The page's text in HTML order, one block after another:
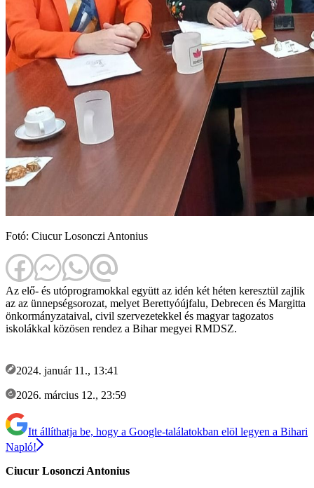
Fotó: Ciucur Losonczi Antonius
Az elő- és utóprogramokkal együtt az idén két héten keresztül zajlik
az az ünnepségsorozat, melyet Berettyóújfalu, Debrecen és Margitta
önkormányzataival, civil szervezetekkel és magyar tagozatos
iskolákkal közösen rendez a Bihar megyei RMDSZ.
2024. január 11., 13:41
2026. március 12., 23:59
Itt állíthatja be, hogy a Google-találatokban elöl legyen a Bihari
Napló!
Ciucur Losonczi Antonius